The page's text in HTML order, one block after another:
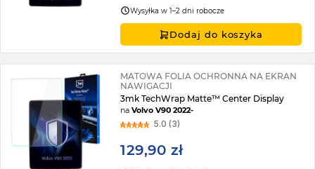
Wysyłka w 1–2 dni robocze
Dodaj do koszyka
MATOWA FOLIA OCHRONNA NA EKRAN
NAWIGACJI
3mk TechWrap Matte™ Center Display
naVolvo V90 2022-
5.0 (3)
129,90 zł